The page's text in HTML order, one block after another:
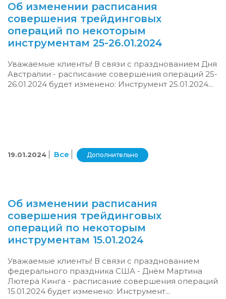
Об изменении расписания
совершения трейдинговых
операций по некоторым
инструментам 25-26.01.2024
Уважаемые клиенты! В связи с празднованием Дня
Австралии - расписание совершения операций 25-
26.01.2024 будет изменено: Инструмент 25.01.2024...
19.01.2024 Все Дополнительно
Об изменении расписания
совершения трейдинговых
операций по некоторым
инструментам 15.01.2024
Уважаемые клиенты! В связи с празднованием
федерального праздника США - Днём Мартина
Лютера Кинга - расписание совершения операций
15.01.2024 будет изменено: Инструмент...